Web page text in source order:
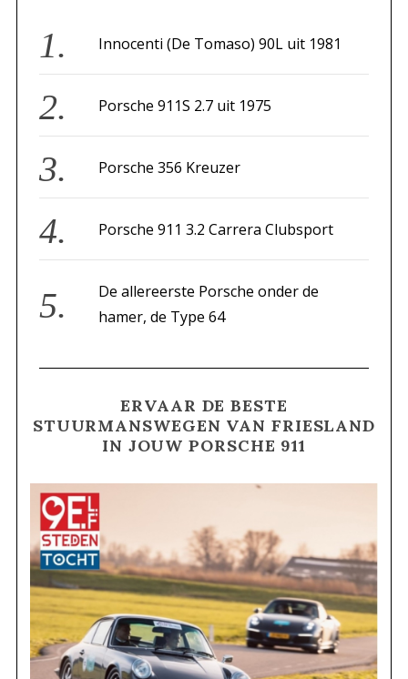
f
o
:
Innocenti (De Tomaso) 90L uit 1981
Porsche 911S 2.7 uit 1975
Porsche 356 Kreuzer
Porsche 911 3.2 Carrera Clubsport
De allereerste Porsche onder de
hamer, de Type 64
ERVAAR DE BESTE
STUURMANSWEGEN VAN FRIESLAND
IN JOUW PORSCHE 911